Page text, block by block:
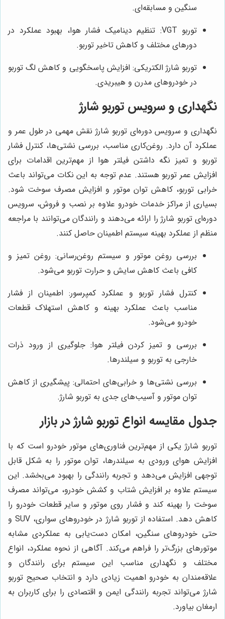
سنگین و مسابقه‌ای.
توربو VGT: تنظیم دینامیک فشار هوا، بهبود عملکرد در
دورهای مختلف و کاهش تاخیر توربو.
توربو شارژ الکتریکی: افزایش پاسخگویی و کاهش لگ توربو
در خودروهای مدرن و هیبریدی.
نگهداری و سرویس توربو شارژ
نگهداری و سرویس دوره‌ای توربو شارژ نقش مهمی در طول عمر و
عملکرد آن دارد. روغن‌کاری مناسب، بررسی نشتی‌ها، کنترل فشار
توربو و تمیز نگه داشتن فیلتر هوا از مهم‌ترین اقدامات برای
افزایش عمر توربو هستند. عدم توجه به این نکات می‌تواند باعث
خرابی توربو، کاهش توان موتور و افزایش مصرف سوخت شود.
بسیاری از مراکز خدمات خودرو علاوه بر نصب و فروش، سرویس
دوره‌ای توربو شارژ را ارائه می‌دهند و رانندگان می‌توانند با مراجعه
منظم از عملکرد بهینه سیستم اطمینان حاصل کنند.
بررسی روغن موتور و سیستم روغن‌رسانی: روغن تمیز و
کافی باعث کاهش سایش و حرارت توربو می‌شود.
کنترل فشار توربو و عملکرد کمپرسور: اطمینان از فشار
مناسب باعث عملکرد بهینه و کاهش استهلاک قطعات
خودرو می‌شود.
بررسی و تمیز کردن فیلتر هوا: جلوگیری از ورود ذرات
خارجی به توربو و سیلندرها.
بررسی نشتی‌ها و خرابی‌های احتمالی: پیشگیری از کاهش
توان موتور و آسیب‌های جدی به توربو شارژ.
جدول مقایسه انواع توربو شارژ در بازار
توربو شارژ یکی از مهم‌ترین فناوری‌های موتور خودرو است که با
افزایش هوای ورودی به سیلندرها، توان موتور را به شکل قابل
توجهی افزایش می‌دهد و تجربه رانندگی را بهبود می‌بخشد. این
سیستم علاوه بر افزایش شتاب و کشش خودرو، می‌تواند مصرف
سوخت را بهینه کند و فشار روی موتور و سایر قطعات خودرو را
کاهش دهد. استفاده از توربو شارژ در خودروهای سواری، SUV و
حتی خودروهای سنگین، امکان دست‌یابی به عملکردی مشابه
موتورهای بزرگ‌تر را فراهم می‌کند. آگاهی از نحوه عملکرد، انواع
مختلف و نگهداری مناسب این سیستم برای رانندگان و
علاقه‌مندان به خودرو اهمیت زیادی دارد و انتخاب صحیح توربو
شارژ می‌تواند تجربه رانندگی ایمن و اقتصادی را برای کاربران به
ارمغان بیاورد.